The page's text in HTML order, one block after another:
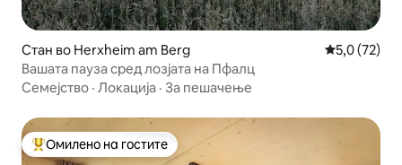
Стан во Herxheim am Berg Просечна
5,0 (72)
Вашата пауза сред лозјата на Пфалц
Семејство · Локација · За пешачење
Меѓу најуспешните „Омилени на гостите“
Омилено на гостите